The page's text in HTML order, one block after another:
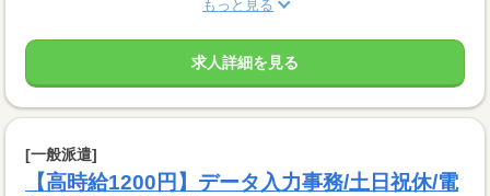
もっと見る
求人詳細を見る
[一般派遣]
【高時給1200円】データ入力事務/土日祝休/電